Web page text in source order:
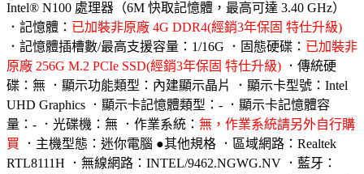
Intel® N100 處理器（6M 快取記憶體，最高可達 3.40 GHz）
．記憶體： 已加裝非原廠 4G DDR4(經銷3年保固 特仕升級)
．記憶體插槽數/最高支援容量：1/16G ．固態硬碟： 已加裝非
原廠 256G M.2 PCIe SSD(經銷3年保固 特仕升級) ．傳統硬
碟：無 ．顯示功能類型：內建顯示晶片 ．顯示卡型號：Intel
UHD Graphics ．顯示卡記憶體類型：- ．顯示卡記憶體容
量：- ．光碟機：無 ．作業系統： 無，作業系統請另外自行購
買 ．主機型態：迷你電腦 ●其他規格 ．區域網路：Realtek
RTL8111H ．無線網路：INTEL/9462.NGWG.NV ．藍牙：